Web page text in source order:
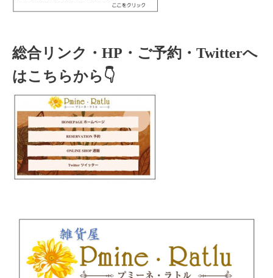
総合リンク・HP・ご予約・Twitterへ
はこちらから👇